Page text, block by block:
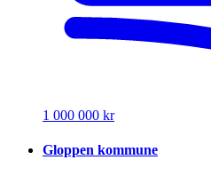
1 000 000 kr
Gloppen kommune